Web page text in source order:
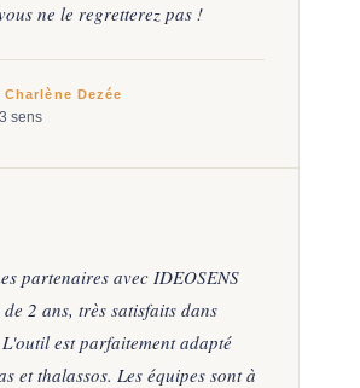
ne le regretterez pas !
Charlène Dezée
sens
partenaires avec IDEOSENS
2 ans, très satisfaits dans
est parfaitement adapté
et thalassos. Les équipes sont à